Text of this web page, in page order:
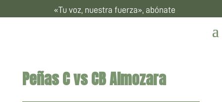
«Tu voz, nuestra fuerza», abónate
Peñas C vs CB Almozara